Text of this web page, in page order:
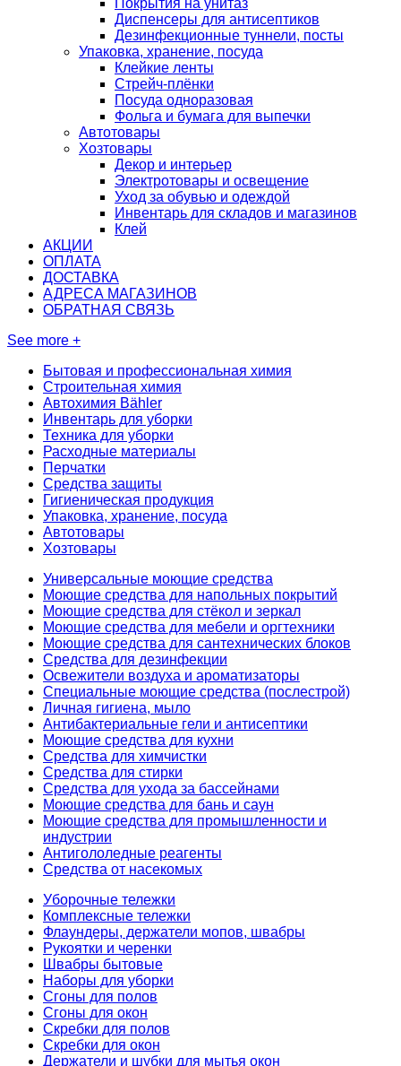
Диспенсеры для антисептиков
Дезинфекционные туннели, посты
Упаковка, хранение, посуда
Клейкие ленты
Стрейч-плёнки
Посуда одноразовая
Фольга и бумага для выпечки
Автотовары
Хозтовары
Декор и интерьер
Электротовары и освещение
Уход за обувью и одеждой
Инвентарь для складов и магазинов
Клей
АКЦИИ
ОПЛАТА
ДОСТАВКА
АДРЕСА МАГАЗИНОВ
ОБРАТНАЯ СВЯЗЬ
See more +
Бытовая и профессиональная химия
Строительная химия
Автохимия Bähler
Инвентарь для уборки
Техника для уборки
Расходные материалы
Перчатки
Средства защиты
Гигиеническая продукция
Упаковка, хранение, посуда
Автотовары
Хозтовары
Универсальные моющие средства
Моющие средства для напольных покрытий
Моющие средства для стёкол и зеркал
Моющие средства для мебели и оргтехники
Моющие средства для сантехнических блоков
Средства для дезинфекции
Освежители воздуха и ароматизаторы
Специальные моющие средства (послестрой)
Личная гигиена, мыло
Антибактериальные гели и антисептики
Моющие средства для кухни
Средства для химчистки
Средства для стирки
Средства для ухода за бассейнами
Моющие средства для бань и саун
Моющие средства для промышленности и
индустрии
Антигололедные реагенты
Средства от насекомых
Уборочные тележки
Комплексные тележки
Флаундеры, держатели мопов, швабры
Рукоятки и черенки
Швабры бытовые
Наборы для уборки
Сгоны для полов
Сгоны для окон
Скребки для полов
Скребки для окон
Держатели и шубки для мытья окон